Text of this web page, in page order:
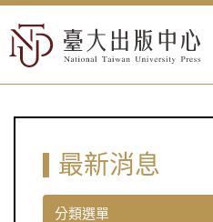
最新消息
分類選單